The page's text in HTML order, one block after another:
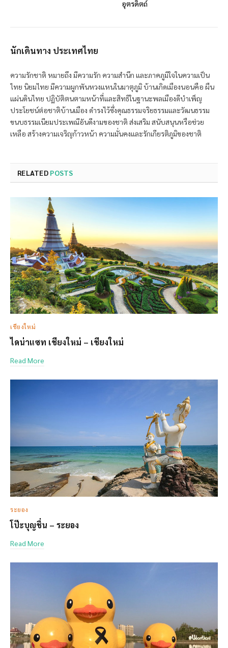
อุตรดิตถ์
นักเดินทาง ประเทศไทย
ความรักชาติ หมายถึง มีความรัก ความสำนึก และภาคภูมิใจในความเป็น
ไทย นิยมไทย มีความผูกพันหวงแหนในมาตุภูมิ บ้านเกิดเมืองนอนคือ ผืน
แผ่นดินไทย ปฏิบัติตนตามหน้าที่และสิทธิในฐานะพลเมืองดีบำเพ็ญ
ประโยชน์ต่อชาติบ้านเมือง ดำรงไว้ซึ่งคุณธรรมจริยธรรมและวัฒนธรรม
ขนบธรรมเนียมประเพณีอันดีงามของชาติ ส่งเสริม สนับสนุนหรือช่วย
เหลือ สร้างความเจริญก้าวหน้า ความมั่นคงและรักเกียรติภูมิของชาติ
RELATED POSTS
เชียงใหม่
ไดน่าแซท เชียงใหม่ – เชียงใหม่
Read More
ระยอง
โป๊ะบุญชื่น – ระยอง
Read More